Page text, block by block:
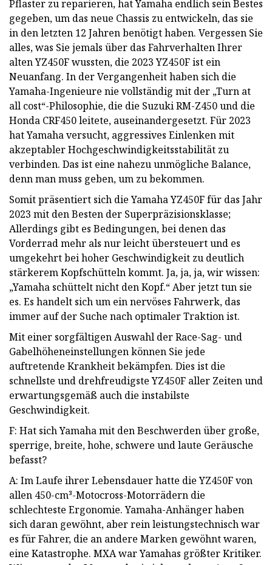
Pflaster zu reparieren, hat Yamaha endlich sein Bestes
gegeben, um das neue Chassis zu entwickeln, das sie
in den letzten 12 Jahren benötigt haben. Vergessen Sie
alles, was Sie jemals über das Fahrverhalten Ihrer
alten YZ450F wussten, die 2023 YZ450F ist ein
Neuanfang. In der Vergangenheit haben sich die
Yamaha-Ingenieure nie vollständig mit der „Turn at
all cost“-Philosophie, die die Suzuki RM-Z450 und die
Honda CRF450 leitete, auseinandergesetzt. Für 2023
hat Yamaha versucht, aggressives Einlenken mit
akzeptabler Hochgeschwindigkeitsstabilität zu
verbinden. Das ist eine nahezu unmögliche Balance,
denn man muss geben, um zu bekommen.
Somit präsentiert sich die Yamaha YZ450F für das Jahr
2023 mit den Besten der Superpräzisionsklasse;
Allerdings gibt es Bedingungen, bei denen das
Vorderrad mehr als nur leicht übersteuert und es
umgekehrt bei hoher Geschwindigkeit zu deutlich
stärkerem Kopfschütteln kommt. Ja, ja, ja, wir wissen:
„Yamaha schüttelt nicht den Kopf.“ Aber jetzt tun sie
es. Es handelt sich um ein nervöses Fahrwerk, das
immer auf der Suche nach optimaler Traktion ist.
Mit einer sorgfältigen Auswahl der Race-Sag- und
Gabelhöheneinstellungen können Sie jede
auftretende Krankheit bekämpfen. Dies ist die
schnellste und drehfreudigste YZ450F aller Zeiten und
erwartungsgemäß auch die instabilste
Geschwindigkeit.
F: Hat sich Yamaha mit den Beschwerden über große,
sperrige, breite, hohe, schwere und laute Geräusche
befasst?
A: Im Laufe ihrer Lebensdauer hatte die YZ450F von
allen 450-cm³-Motocross-Motorrädern die
schlechteste Ergonomie. Yamaha-Anhänger haben
sich daran gewöhnt, aber rein leistungstechnisch war
es für Fahrer, die an andere Marken gewöhnt waren,
eine Katastrophe. MXA war Yamahas größter Kritiker.